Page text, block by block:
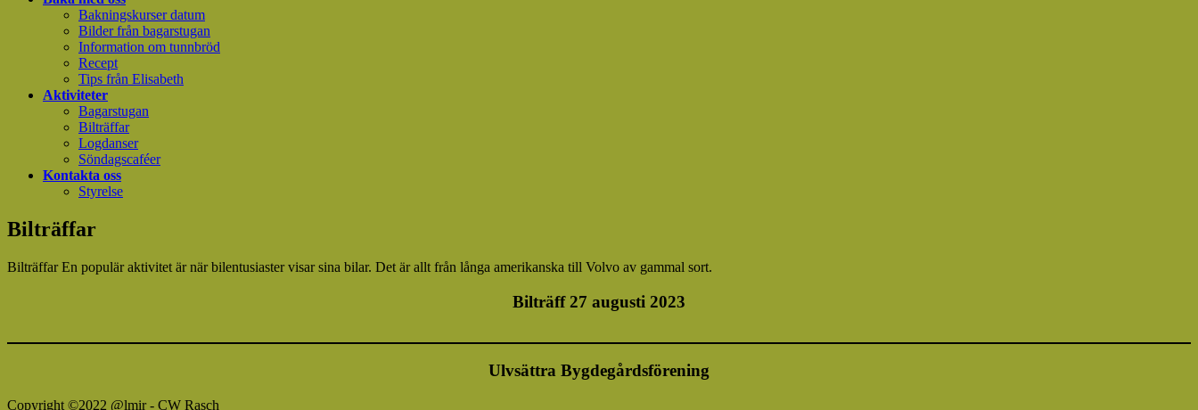
Bakningskurser datum
Bilder från bagarstugan
Information om tunnbröd
Recept
Tips från Elisabeth
Aktiviteter
Bagarstugan
Bilträffar
Logdanser
Söndagscaféer
Kontakta oss
Styrelse
Bilträffar
Bilträffar En populär aktivitet är när bilentusiaster visar sina bilar. Det är allt från långa amerikanska till Volvo av gammal sort.
Bilträff 27 augusti 2023
Ulvsättra Bygdegårdsförening
Copyright ©2022 @lmir - CW Rasch